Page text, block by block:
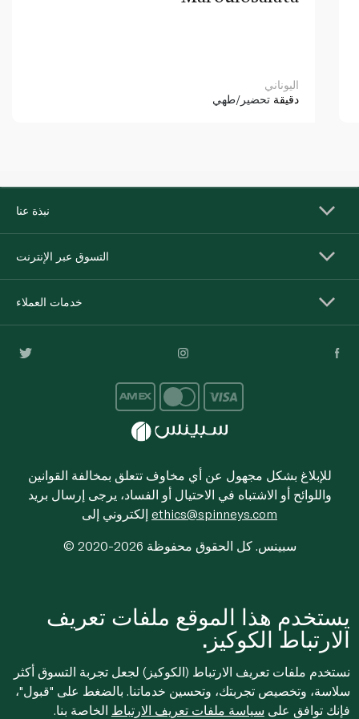
اليوناني
دقيقة تحضير/طهي
نبذة عنا
التسوق عبر الإنترنت
خدمات العملاء
للإبلاغ بشكل مجهول عن أي مخاوف تتعلق بمخالفة القوانين
واللوائح أو الاشتباه في الاحتيال أو الفساد، يرجى إرسال بريد
ethics@spinneys.com
© 2020-2026 سبينس. كل الحقوق محفوظة
يستخدم هذا الموقع ملفات تعريف
الارتباط الكوكيز.
نستخدم ملفات تعريف الارتباط (الكوكيز) لجعل تجربة التسوق أكثر
سلاسة، وتخصيص تجربتك، وتحسين خدماتنا. بالضغط على "قبول"،
فإنك توافق على سياسة ملفات تعريف الارتباط الخاصة بنا.